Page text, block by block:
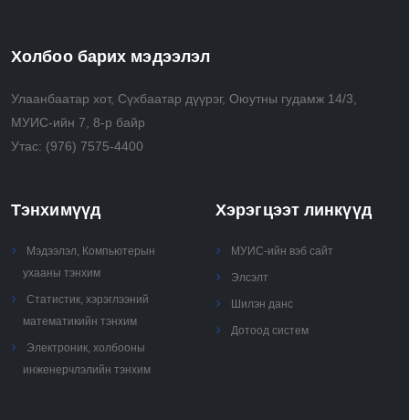
Холбоо барих мэдээлэл
Улаанбаатар хот, Сүхбаатар дүүрэг, Оюутны гудамж 14/3,
МУИС-ийн 7, 8-р байр
Утас: (976) 7575-4400
Тэнхимүүд
Мэдээлэл, Компьютерын
ухааны тэнхим
Статистик, хэрэглээний
математикийн тэнхим
Электроник, холбооны
инженерчлэлийн тэнхим
Хэрэгцээт линкүүд
МУИС-ийн вэб сайт
Элсэлт
Шилэн данс
Дотоод систем